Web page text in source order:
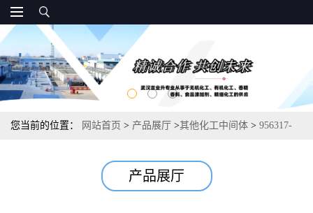
您当前的位置： 网站首页 > 产品展厅 >其他化工中间体 > 956317-
产品展厅